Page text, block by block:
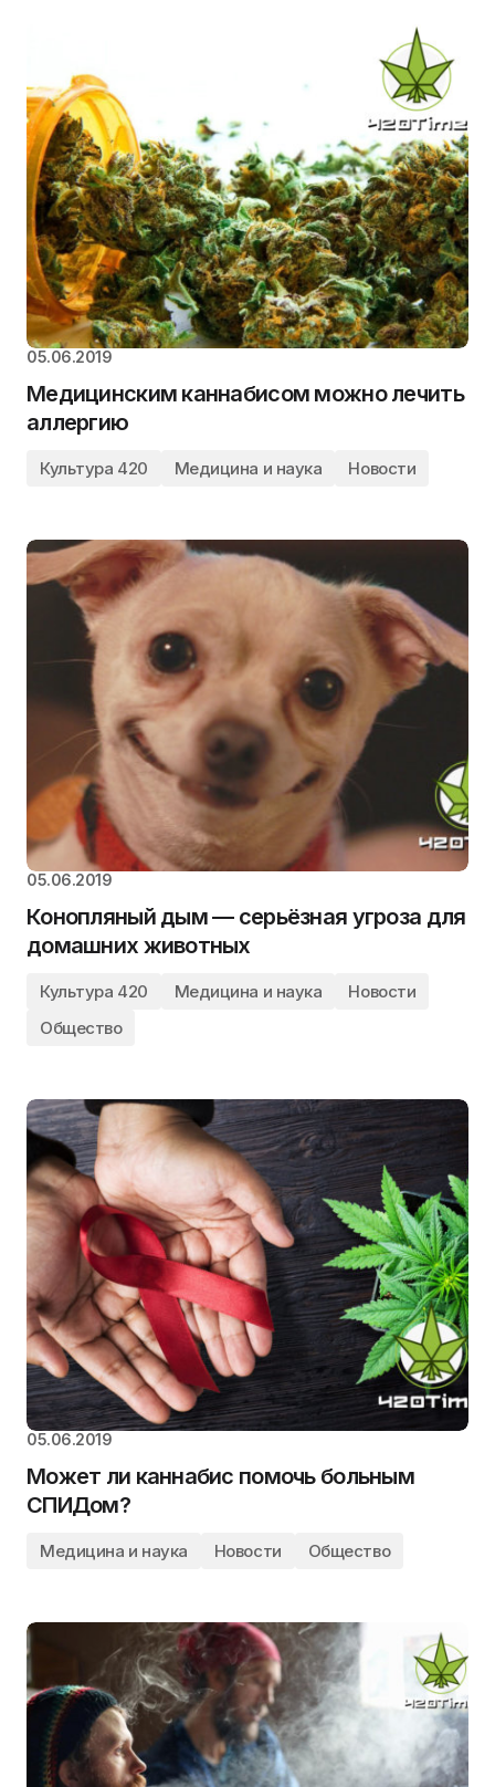
05.06.2019
Медицинским каннабисом можно лечить
аллергию
Культура 420 Медицина и наука Новости
05.06.2019
Конопляный дым — серьёзная угроза для
домашних животных
Культура 420 Медицина и наука
Новости
Общество
05.06.2019
Может ли каннабис помочь больным
СПИДом?
Медицина и наука Новости Общество